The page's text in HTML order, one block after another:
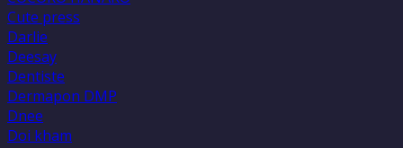
Cute press
Darlie
Deesay
Dentiste
Dermapon DMP
Dnee
Doi kham